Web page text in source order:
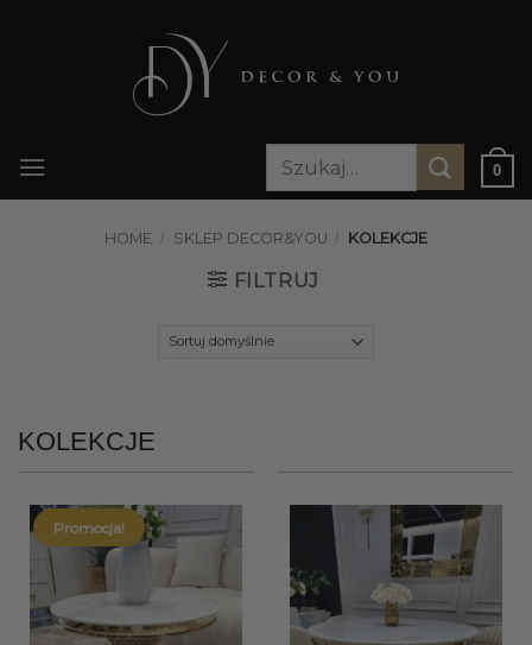
Szukaj:
0
HOME / SKLEP DECOR&YOU / KOLEKCJE
FILTRUJ
KOLEKCJE
Promocja!